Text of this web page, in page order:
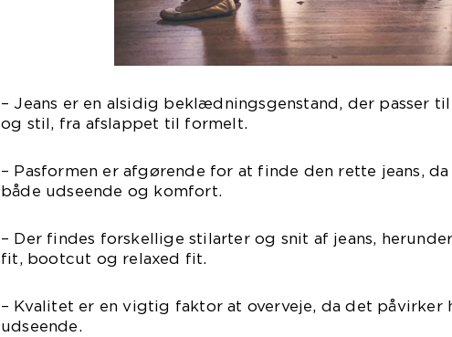
– Jeans er en alsidig beklædningsgenstand, der passer
og stil, fra afslappet til formelt.
– Pasformen er afgørende for at finde den rette jeans,
både udseende og komfort.
– Der findes forskellige stilarter og snit af jeans,
fit, bootcut og relaxed fit.
– Kvalitet er en vigtig faktor at overveje, da det påvirker
udseende.